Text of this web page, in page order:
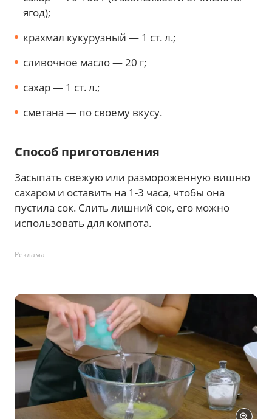
ягод);
крахмал кукурузный — 1 ст. л.;
сливочное масло — 20 г;
сахар — 1 ст. л.;
сметана — по своему вкусу.
Способ приготовления
Засыпать свежую или размороженную вишню
сахаром и оставить на 1-3 часа, чтобы она
пустила сок. Слить лишний сок, его можно
использовать для компота.
Реклама